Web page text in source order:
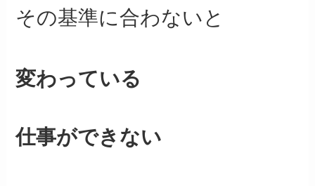
その基準に合わないと
変わっている
仕事ができない